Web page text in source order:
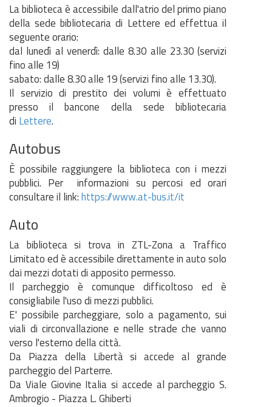
La biblioteca è accessibile dall'atrio del primo piano
della sede bibliotecaria di Lettere ed effettua il
seguente orario:
dal lunedì al venerdì: dalle 8.30 alle 23.30 (servizi
fino alle 19)
sabato: dalle 8.30 alle 19 (servizi fino alle 13.30).
Il servizio di prestito dei volumi è effettuato
presso il bancone della sede bibliotecaria
di Lettere.
Autobus
È possibile raggiungere la biblioteca con i mezzi
pubblici. Per informazioni su percosi ed orari
consultare il link:https://www.at-bus.it/it
Auto
La biblioteca si trova in ZTL-Zona a Traffico
Limitato ed è accessibile direttamente in auto solo
dai mezzi dotati di apposito permesso.
Il parcheggio è comunque difficoltoso ed è
consigliabile l'uso di mezzi pubblici.
E' possibile parcheggiare, solo a pagamento, sui
viali di circonvallazione e nelle strade che vanno
verso l'esterno della città.
Da Piazza della Libertà si accede al grande
parcheggio del Parterre.
Da Viale Giovine Italia si accede al parcheggio S.
Ambrogio - Piazza L. Ghiberti